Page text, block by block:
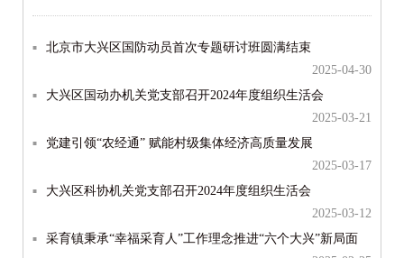
北京市大兴区国防动员首次专题研讨班圆满结束
2025-04-30
大兴区国动办机关党支部召开2024年度组织生活会
2025-03-21
党建引领“农经通” 赋能村级集体经济高质量发展
2025-03-17
大兴区科协机关党支部召开2024年度组织生活会
2025-03-12
采育镇秉承“幸福采育人”工作理念推进“六个大兴”新局面